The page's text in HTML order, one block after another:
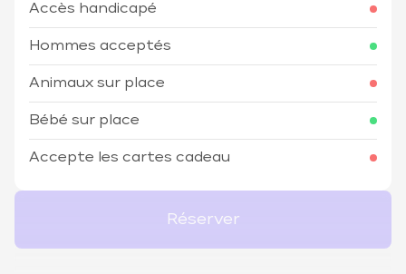
Accès handicapé
Hommes acceptés
Animaux sur place
Bébé sur place
Accepte les cartes cadeau
Réserver